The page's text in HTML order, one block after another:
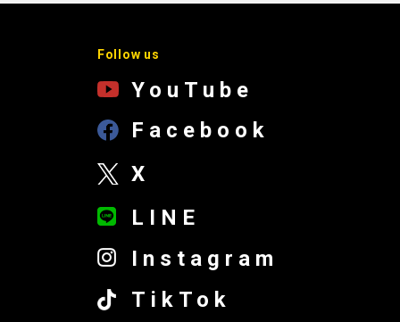
Follow us
YouTube
Facebook
X
LINE
Instagram
TikTok